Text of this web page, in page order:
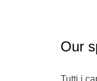
Our
Tutti i